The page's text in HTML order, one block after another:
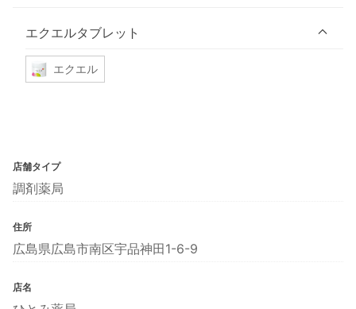
エクエルタブレット
エクエル
店舗タイプ
調剤薬局
住所
広島県広島市南区宇品神田1-6-9
店名